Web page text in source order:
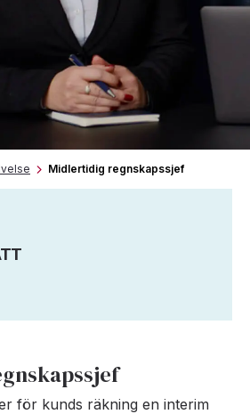
Midlertidig regnskapssjef
för kunds räkning en interim